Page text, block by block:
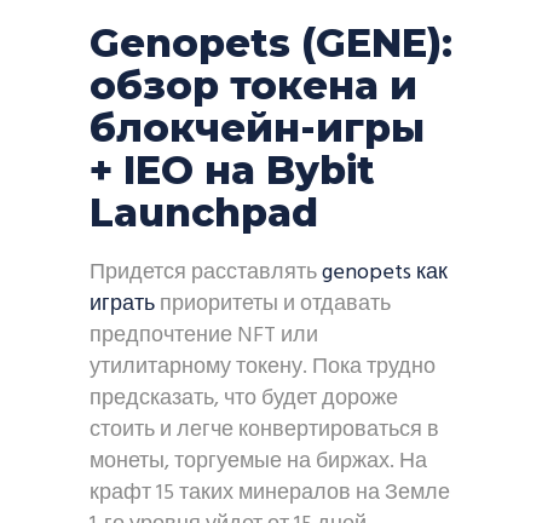
Genopets (GENE):
обзор токена и
блокчейн-игры
+ IEO на Bybit
Launchpad
Придется расставлятьgenopets как
игратьприоритеты и отдавать
предпочтение NFT или
утилитарному токену. Пока трудно
предсказать, что будет дороже
стоить и легче конвертироваться в
монеты, торгуемые на биржах. На
крафт 15 таких минералов на Земле